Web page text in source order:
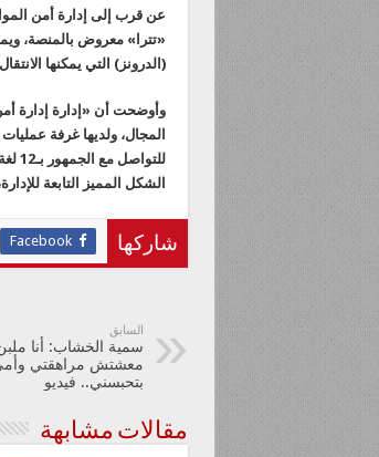
عن قرب إلى إدارة أمن
«تترا» معروض بالمنصة،
(الدرونز) التي يمكنها
وأوضحت أن «إدارة إدارة
المجال، ولديها غرفة
الشكل المميز التابعة
شاركها Facebook
السابق
سمية الخشاب: أنا
معشتش مراهقتي
بتحبسني.. فيديو
مقالات مشابهة